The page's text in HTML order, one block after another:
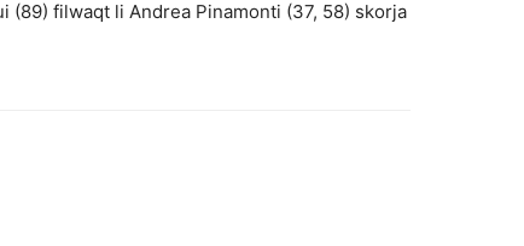
(89) filwaqt li Andrea Pinamonti (37, 58) skorja